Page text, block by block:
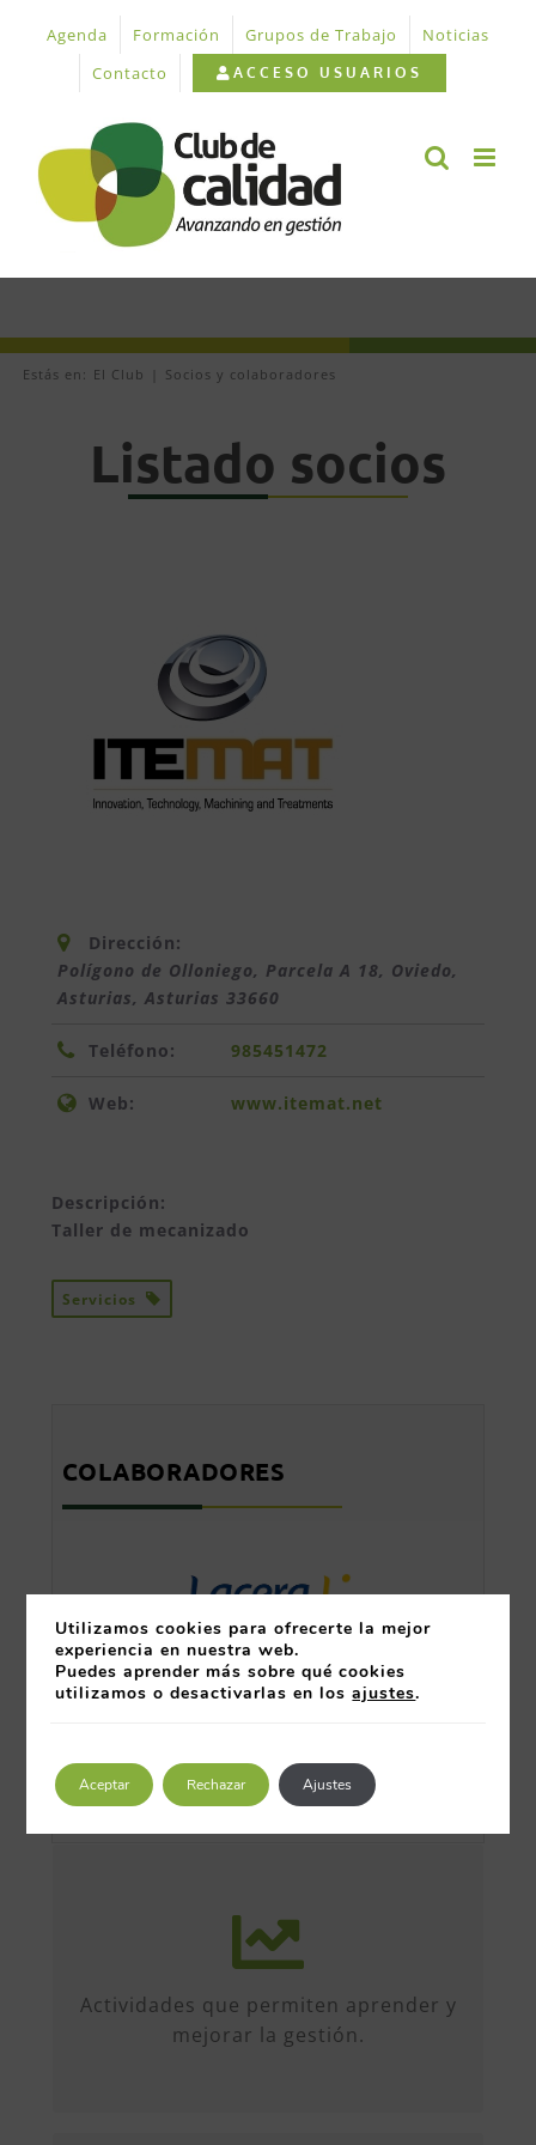
contenido
Agenda Formación Grupos de Trabajo
Noticias
Contacto
ACCESO USUARIOS
Estás en: El Club Socios y colaboradores
Listado socios
Dirección:
Polígono de Olloniego, Parcela A 18, Oviedo,
Asturias, Asturias 33660
Teléfono: 985451472
Web: www.itemat.net
Descripción:
Taller de mecanizado
Servicios
COLABORADORES
Actividades que permiten aprender y
mejorar la gestión.
Más de 50 iniciativas anuales de
formato diverso, sobre múltiples
formación, etc...
Utilizamos cookies para ofrecerte la mejor
experiencia en nuestra web.
Puedes aprender más sobre qué cookies
utilizamos o desactivarlas en losajustes.
Aceptar Rechazar Ajustes